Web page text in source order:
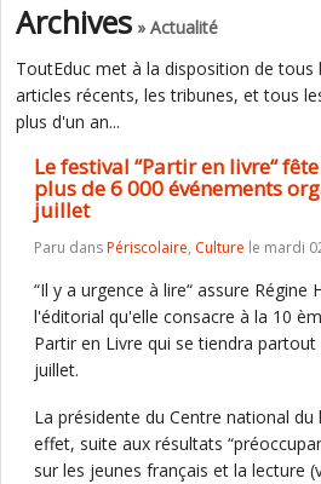
Archives » Actualité
ToutEduc met à la disposition de tous
articles récents, les tribunes, et tous
plus d'un an...
Le festival “Partir en livre“
plus de 6 000 événements
juillet
Paru dansPériscolaire, Culture le mardi
“Il y a urgence à lire“ assure Régine
l'éditorial qu'elle consacre à la 10
Partir en Livre qui se tiendra partout
juillet.
La présidente du Centre national du
effet, suite aux résultats
sur les jeunes français et la lecture